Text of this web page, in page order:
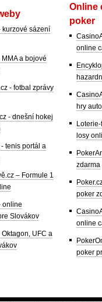
kurzové sázení
a bojové
- fotbal zprávy
- dnešní hokej
tenis portál a
– Formule 1
online
Slovákov
Oktagon, UFC a
Online
poker
online
hry
losy
zdarma
poker
online
poker